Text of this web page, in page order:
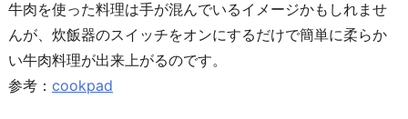
牛肉を使った料理は手が混んでいるイメージかもしれませ
んが、炊飯器のスイッチをオンにするだけで簡単に柔らか
い牛肉料理が出来上がるのです。
参考： cookpad